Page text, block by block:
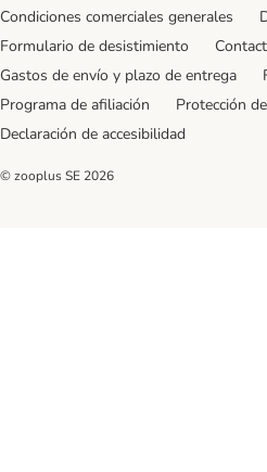
Condiciones comerciales generales
Formulario de desistimiento
Gastos de envío y plazo de entrega
Programa de afiliación
Protección
Declaración de accesibilidad
© zooplus SE 2026